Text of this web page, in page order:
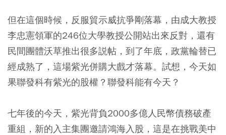
但在這個時候，反服貿示威抗爭剛落幕，由成大教授
李忠憲領軍的246位大學教授公開站出來反對，還有
民間團體沃草推出很多説帖，到了年底，政黨輪替已
經成熟了，這場紫光併購大戲才落幕。試想，今天如
果聯發科有紫光的股權？聯發科能有今天？
七年後的今天，紫光背負2000多億人民幣債務破產
重組，新的入主集團邀請鴻海入股，這是在挑戰美中